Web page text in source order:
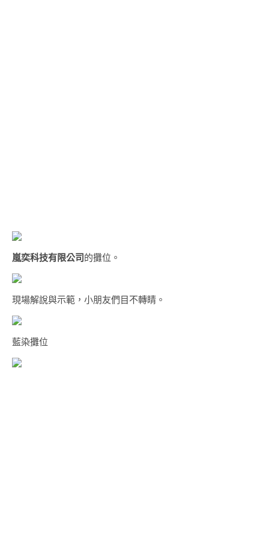
嵐奕科技有限公司的攤位。
現場解說與示範，小朋友們目不轉睛。
藍染攤位